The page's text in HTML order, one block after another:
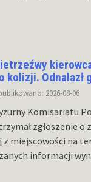
kolizji. Odnalazł
2026-08-06
Komisariatu
zgłoszenie o
z miejscowości na
informacji